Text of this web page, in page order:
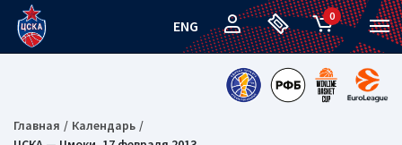
ENG
0
Главная
Календарь